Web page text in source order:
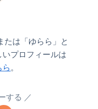
たは「ゆらら」と
プロフィールは
ら。
する